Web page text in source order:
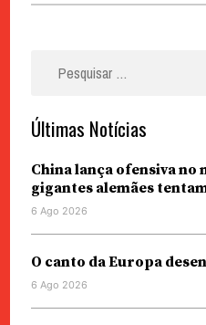
Últimas Notícias
China lança ofensiva no
gigantes alemães
6 Ago 2026
O canto da Europa
6 Ago 2026